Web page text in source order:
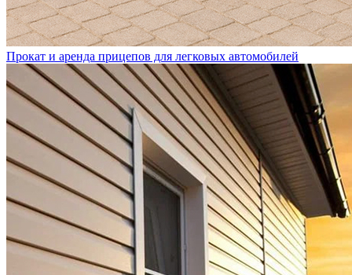
Прокат и аренда прицепов для легковых автомобилей